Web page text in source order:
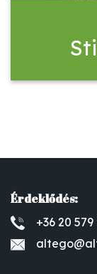
Érdeklődés:
+36 20 579